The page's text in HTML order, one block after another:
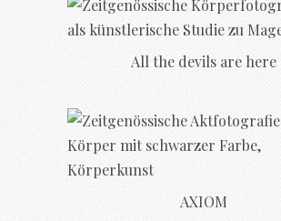
All the devils are here
AXIOM